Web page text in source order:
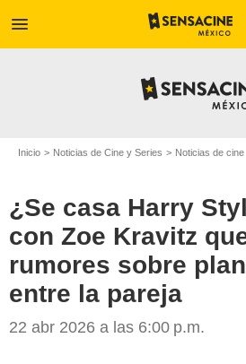
menu
Inicio Noticias de Cine y Series Noticias de cine
¿Se casa Harry
con Zoe Kravitz
rumores sobre
entre la pareja
22 abr 2026 a las 6:00 p.m.